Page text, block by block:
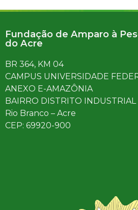
Fundação de Amparo à
do Acre
BR 364, KM 04
CAMPUS UNIVERSIDADE
ANEXO E-AMAZÔNIA
BAIRRO DISTRITO INDUSTRIAL
Rio Branco – Acre
CEP: 69920-900